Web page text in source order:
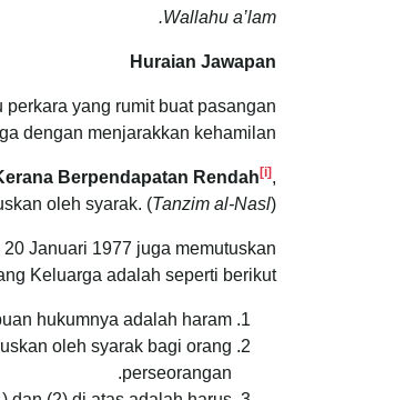
Wallahu a’lam.
Huraian Jawapan
yang rumit buat pasangan
dengan menjarakkan kehamilan.
Berpendapatan Rendah [i] ,
oleh syarak. (Tanzim al-Nasl)
20 Januari 1977 juga memutuskan
Keluarga adalah seperti berikut:
hukumnya adalah haram.
oleh syarak bagi orang
perseorangan.